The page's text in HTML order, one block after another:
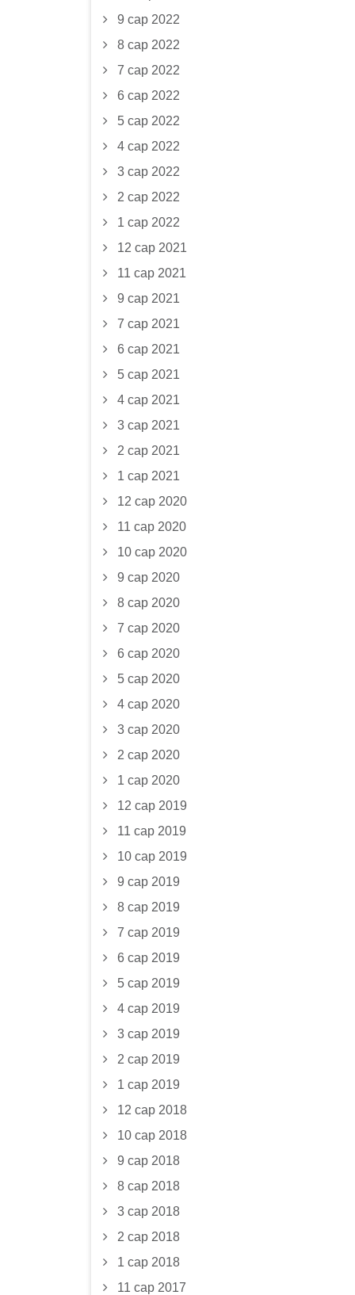
9 сар 2022
8 сар 2022
7 сар 2022
6 сар 2022
5 сар 2022
4 сар 2022
3 сар 2022
2 сар 2022
1 сар 2022
12 сар 2021
11 сар 2021
9 сар 2021
7 сар 2021
6 сар 2021
5 сар 2021
4 сар 2021
3 сар 2021
2 сар 2021
1 сар 2021
12 сар 2020
11 сар 2020
10 сар 2020
9 сар 2020
8 сар 2020
7 сар 2020
6 сар 2020
5 сар 2020
4 сар 2020
3 сар 2020
2 сар 2020
1 сар 2020
12 сар 2019
11 сар 2019
10 сар 2019
9 сар 2019
8 сар 2019
7 сар 2019
6 сар 2019
5 сар 2019
4 сар 2019
3 сар 2019
2 сар 2019
1 сар 2019
12 сар 2018
10 сар 2018
9 сар 2018
8 сар 2018
3 сар 2018
2 сар 2018
1 сар 2018
11 сар 2017